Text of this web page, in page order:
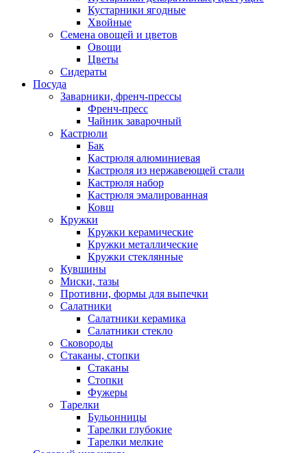
Кустарники ягодные
Хвойные
Семена овощей и цветов
Овощи
Цветы
Сидераты
Посуда
Заварники, френч-прессы
Френч-пресс
Чайник заварочный
Кастрюли
Бак
Кастрюля алюминиевая
Кастрюля из нержавеющей стали
Кастрюля набор
Кастрюля эмалированная
Ковш
Кружки
Кружки керамические
Кружки металлические
Кружки стеклянные
Кувшины
Миски, тазы
Противни, формы для выпечки
Салатники
Салатники керамика
Салатники стекло
Сковороды
Стаканы, стопки
Стаканы
Стопки
Фужеры
Тарелки
Бульонницы
Тарелки глубокие
Тарелки мелкие